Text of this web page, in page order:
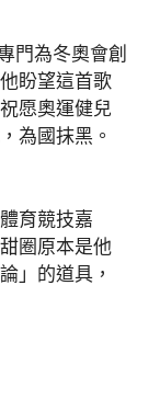
門為冬奧會創
盼望這首歌
愿奧運健兒
為國抹黑。
育競技嘉
圈原本是他
」的道具，